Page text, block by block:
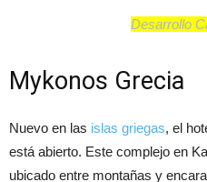
Desarrollo
Mykonos Grecia
Nuevo en las islas griegas, el
está abierto. Este complejo en
ubicado entre montañas y